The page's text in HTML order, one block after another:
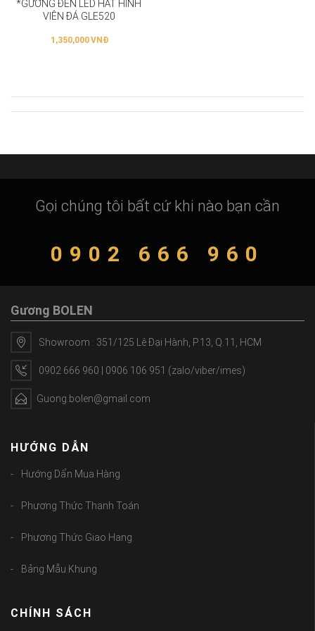
*GƯƠNG ĐÈN LED HẮT HÌNH
VIÊN ĐÁ GLE520
1,350,000VNĐ
Gọi chúng tôi bất cứ khi nào bạn cần
0902 666 960
Gương BOLEN
Showroom : 351/125 Lê Đại Hành, P.13, Q.11, HCM
0902 666 960 | 0906 106 951 (zalo/viber/imes)
Guong.bolen@gmail.com
HƯỚNG DẪN
Hướng Dẩn Mua Hàng
Phương Thức Thanh Toán
Phương Thức Giao Hang
Bảng Mẫu Khung
CHÍNH SÁCH